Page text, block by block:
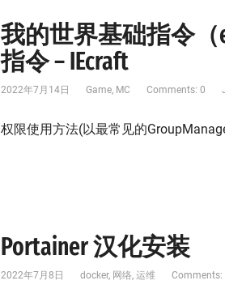
我的世界基础指令（
指令 – IEcraft
2022年7月14日 Game, MC Comments: 0
权限使用方法(以最常见的
Portainer 汉化安装
2022年7月8日 docker, 网络, 运维 Comments: